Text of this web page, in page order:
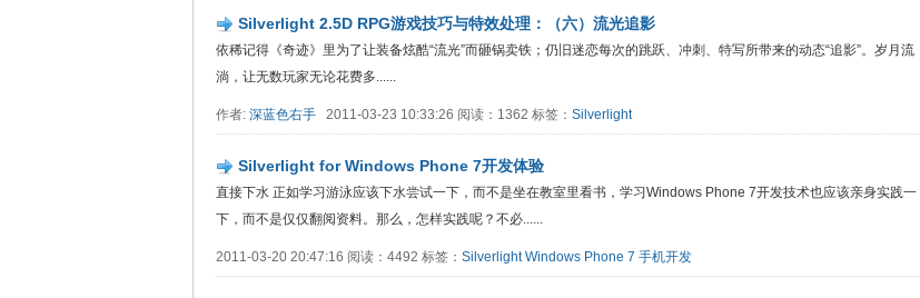
Silverlight 2.5D RPG游戏技巧与特效处理：（六）流光追影
依稀记得《奇迹》里为了让装备炫酷“流光”而砸锅卖铁；仍旧迷恋每次的跳跃、冲刺、特写所带来的动态“追影”。岁月流
淌，让无数玩家无论花费多......
作者: 深蓝色右手 2011-03-23 10:33:26 阅读：1362 标签： Silverlight
Silverlight for Windows Phone 7开发体验
直接下水 正如学习游泳应该下水尝试一下，而不是坐在教室里看书，学习Windows Phone 7开发技术也应该亲身实践一
下，而不是仅仅翻阅资料。那么，怎样实践呢？不必......
2011-03-20 20:47:16 阅读：4492 标签： Silverlight Windows Phone 7 手机开发